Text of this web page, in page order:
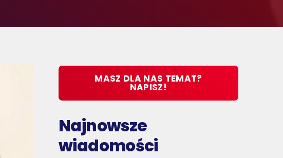
MASZ DLA NAS TEMAT?
NAPISZ!
Najnowsze
wiadomości